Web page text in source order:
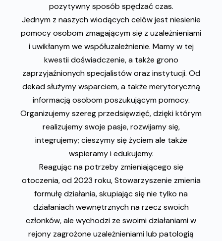
pozytywny sposób spędzać czas.
Jednym z naszych wiodących celów jest niesienie
pomocy osobom zmagającym się z uzależnieniami
i uwikłanym we współuzależnienie. Mamy w tej
kwestii doświadczenie, a także grono
zaprzyjaźnionych specjalistów oraz instytucji. Od
dekad służymy wsparciem, a także merytoryczną
informacją osobom poszukującym pomocy.
Organizujemy szereg przedsięwzięć, dzięki którym
realizujemy swoje pasje, rozwijamy się,
integrujemy; cieszymy się życiem ale także
wspieramy i edukujemy.
Reagując na potrzeby zmieniającego się
otoczenia, od 2023 roku, Stowarzyszenie zmienia
formułę działania, skupiając się nie tylko na
działaniach wewnętrznych na rzecz swoich
członków, ale wychodzi ze swoimi działaniami w
rejony zagrożone uzależnieniami lub patologią